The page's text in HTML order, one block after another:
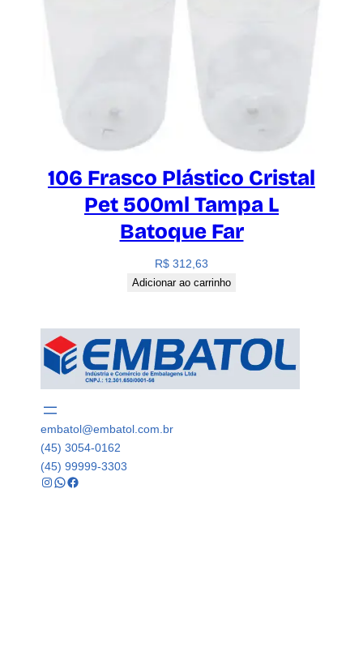
106 Frasco Plástico Cristal
Pet 500ml Tampa L
Batoque Far
R$ 312,63
Adicionar ao carrinho
embatol@embatol.com.br
(45) 3054-0162
(45) 99999-3303
Instagram WhatsApp Facebook